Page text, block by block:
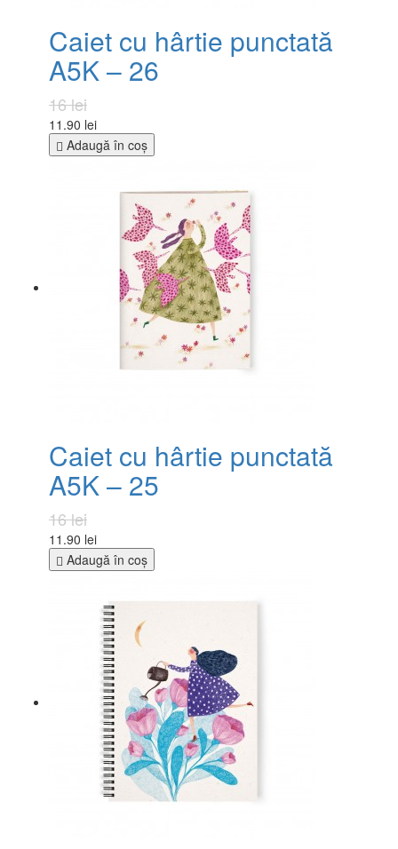
Caiet cu hârtie punctată
A5K – 26
16 lei
11.90 lei
Adaugă în coş
Caiet cu hârtie punctată
A5K – 25
16 lei
11.90 lei
Adaugă în coş